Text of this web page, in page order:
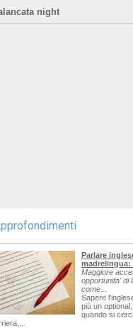
night
Parlare
madrelingua:
Maggiore
opportunita' di
come...
Sapere
più un
quando si